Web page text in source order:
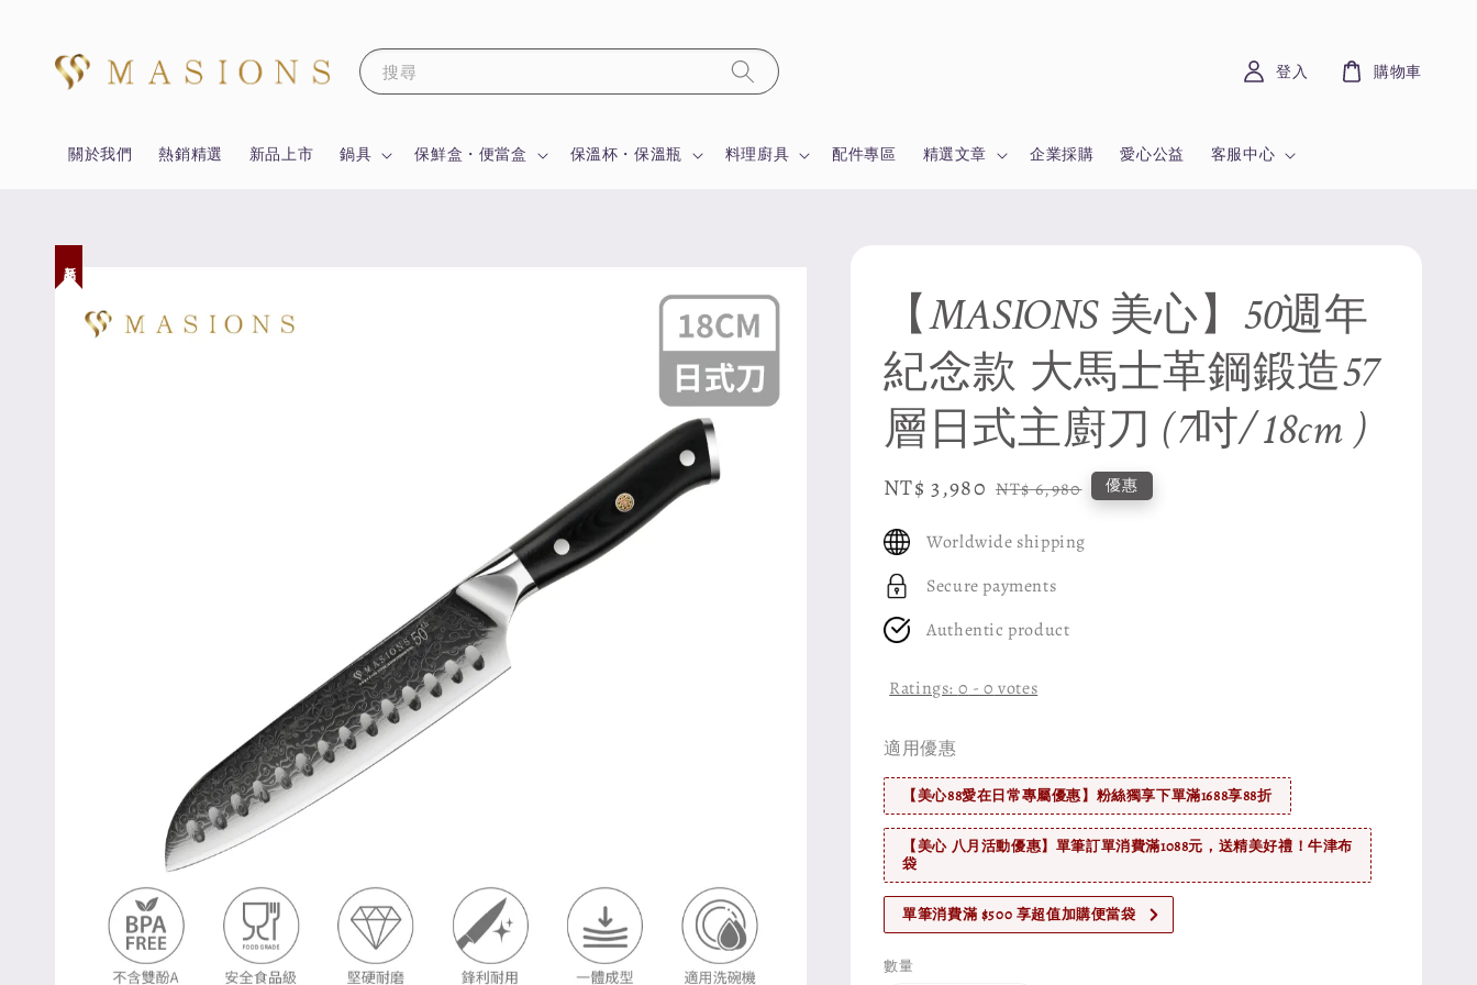
搜尋
關於我們 熱銷精選 新品上市 鍋具 保鮮盒・便當盒 保溫杯・保溫瓶 料理廚具 配件專區 精選文章 企業採購 愛心公益 客服中心
登入 購物車
【MASIONS 美心】50週年
紀念款 大馬士革鋼鍛造57
層日式主廚刀 (7吋/18cm )
Sale
NT$ 3,980 Regular
NT$ 6,980 優惠
Worldwide shipping
Secure payments
Authentic product
Ratings: 0 -0 votes
適用優惠
【美心88愛在日常專屬優惠】粉絲獨享下單滿1688享88折
【美心 八月活動優惠】單筆訂單消費滿1088元，送精美好禮！牛津布
袋
單筆消費滿 $500 享超值加購便當袋
數量